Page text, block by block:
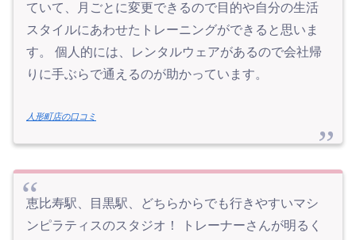
ていて、月ごとに変更できるので目的や自分の生活
スタイルにあわせたトレーニングができると思いま
す。 個人的には、レンタルウェアがあるので会社帰
りに手ぶらで通えるのが助かっています。
人形町店の口コミ
恵比寿駅、目黒駅、どちらからでも行きやすいマシ
ンピラティスのスタジオ！ トレーナーさんが明るく